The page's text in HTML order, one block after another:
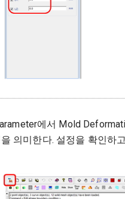
에서 Mold
의미한다. 설정을 확인하